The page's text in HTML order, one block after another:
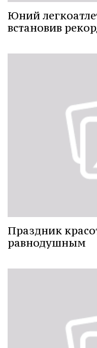
Юний
встановив
Праздник
равнодушным